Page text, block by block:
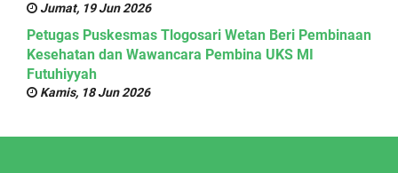
Jumat, 19 Jun 2026
Petugas Puskesmas Tlogosari Wetan Beri Pembinaan
Kesehatan dan Wawancara Pembina UKS MI
Futuhiyyah
Kamis, 18 Jun 2026